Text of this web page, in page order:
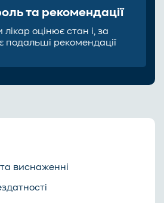
та рекомендації
подальші рекомендації
та виснаженні